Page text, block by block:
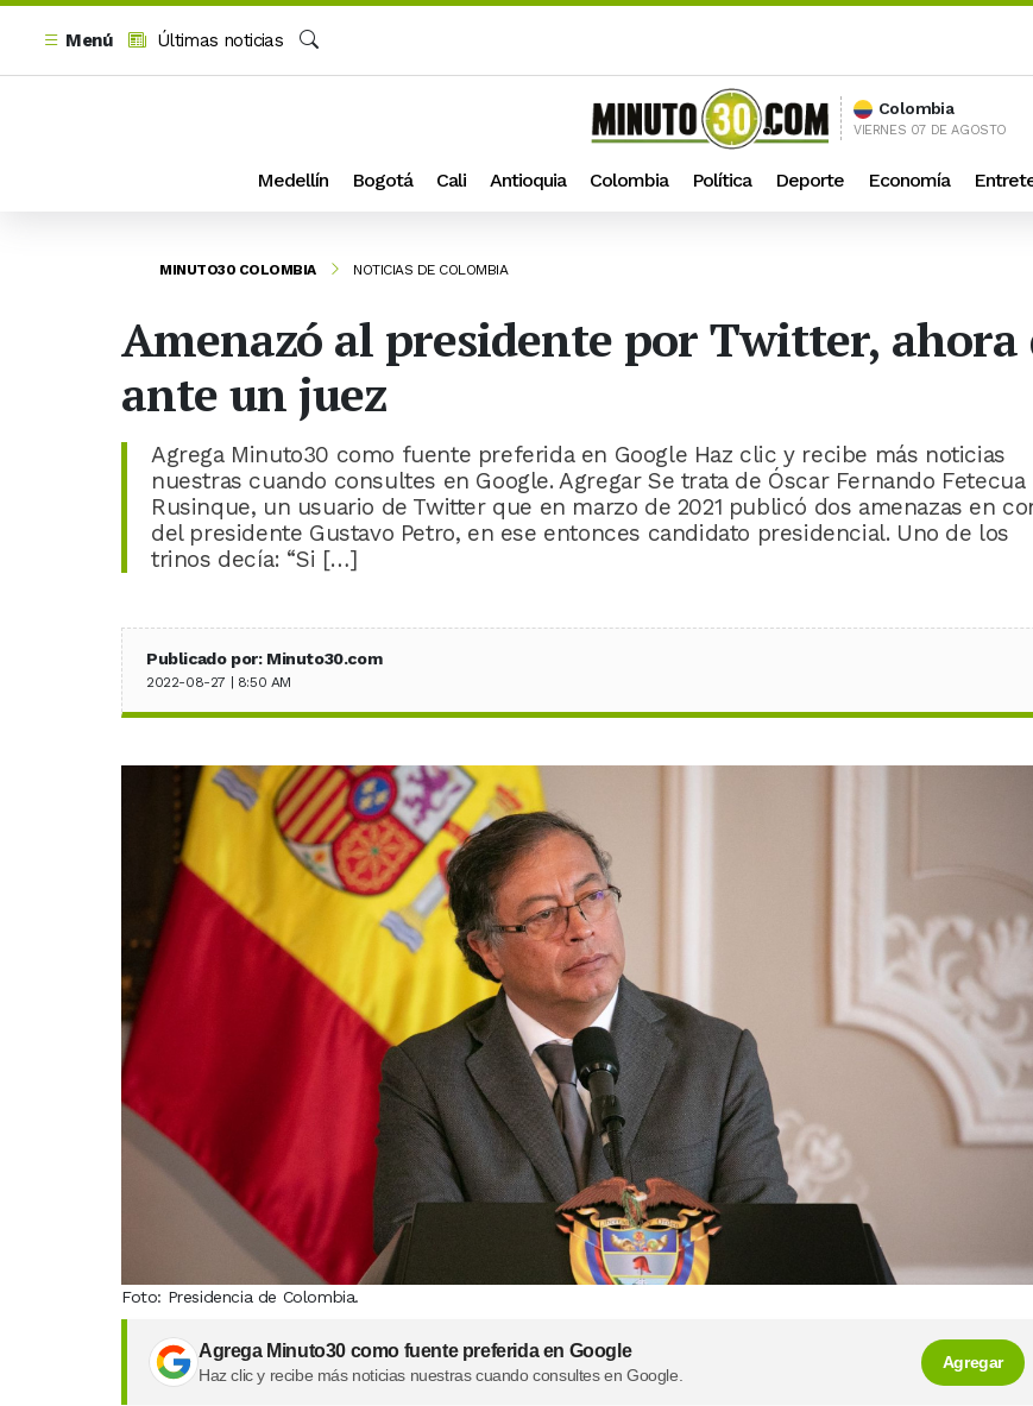
Menú
Últimas noticias
Colombia
VIERNES 07 DE AGOSTO
Medellín Bogotá Cali Antioquia Colombia Política Deporte Economía
MINUTO30 COLOMBIA NOTICIAS DE COLOMBIA
Amenazó al presidente por Twitter, ahora
ante un juez
Agrega Minuto30 como fuente preferida en Google Haz clic y recibe más noticias
nuestras cuando consultes en Google. Agregar Se trata de Óscar Fernando Fetecua
Rusinque, un usuario de Twitter que en marzo de 2021 publicó dos amenazas en
del presidente Gustavo Petro, en ese entonces candidato presidencial. Uno de los
trinos decía: “Si […]
Publicado por: Minuto30.com
2022-08-27 | 8:50 AM
Foto: Presidencia de Colombia.
Agrega Minuto30 como fuente preferida en Google
Haz clic y recibe más noticias nuestras cuando consultes en Google.
Agregar